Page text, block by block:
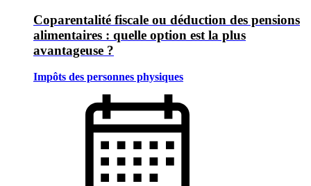
Coparentalité fiscale ou déduction des pensions
alimentaires : quelle option est la plus
avantageuse ?
Impôts des personnes physiques